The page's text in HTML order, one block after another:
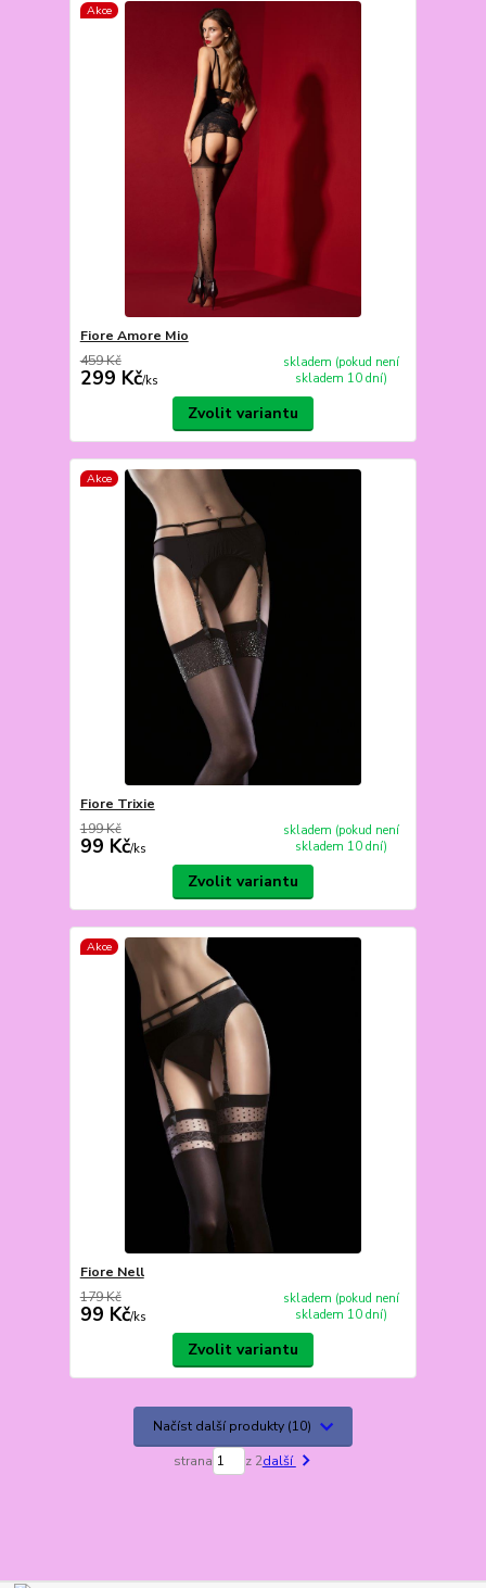
Akce
Fiore Amore Mio
459 Kč
299 Kč/ks
skladem (pokud není
skladem 10 dní)
Zvolit variantu
Akce
Fiore Trixie
199 Kč
99 Kč/ks
skladem (pokud není
skladem 10 dní)
Zvolit variantu
Akce
Fiore Nell
179 Kč
99 Kč/ks
skladem (pokud není
skladem 10 dní)
Zvolit variantu
Načíst další produkty (10)
strana z 2další